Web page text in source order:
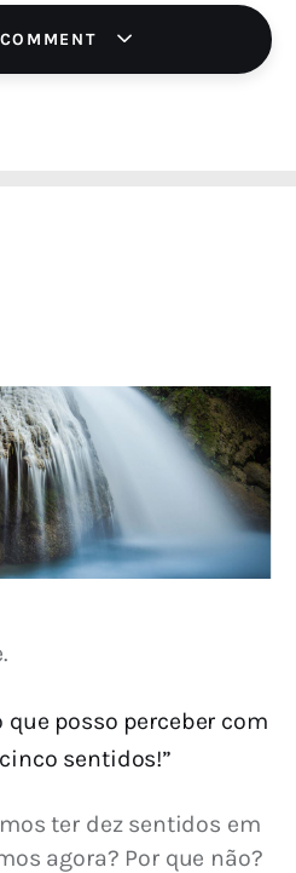
que posso perceber com
sentidos!”
ter dez sentidos em
agora? Por que não?